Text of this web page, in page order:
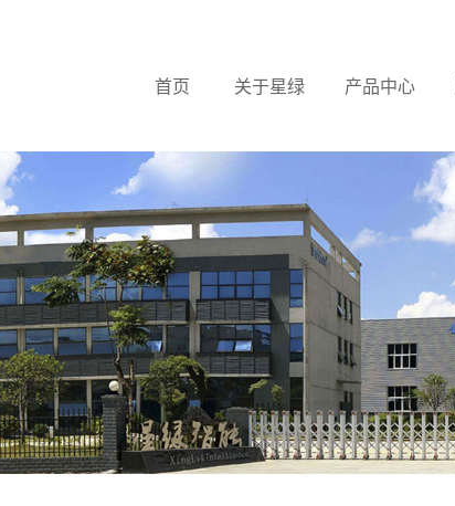
首页 关于星绿 产品中心